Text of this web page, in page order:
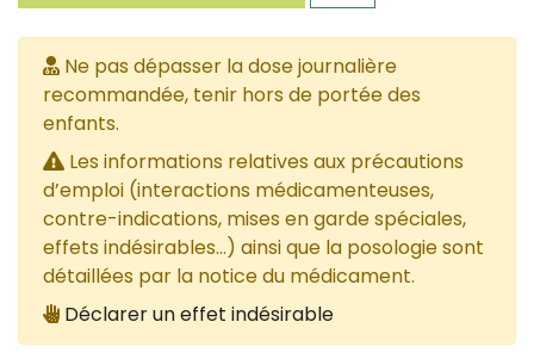
Ne pas dépasser la dose journalière
recommandée, tenir hors de portée des
enfants.
Les informations relatives aux précautions
d’emploi (interactions médicamenteuses,
contre-indications, mises en garde spéciales,
effets indésirables...) ainsi que la posologie sont
détaillées par la notice du médicament.
Déclarer un effet indésirable